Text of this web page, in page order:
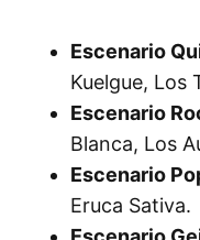
Escenario
Kuelgue, Los
Escenario
Blanca, Los
Escenario
Eruca Sativa.